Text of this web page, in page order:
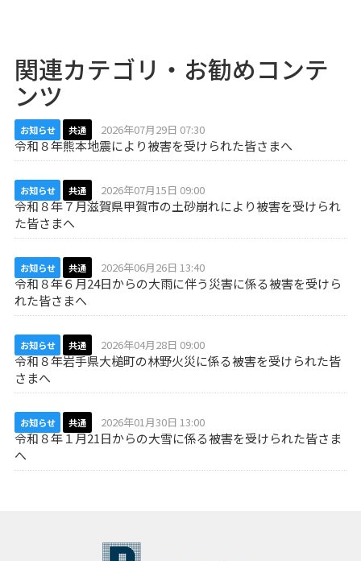
関連カテゴリ・お勧めコンテ
ンツ
お知らせ 共通 2026年07月29日 07:30
令和８年熊本地震により被害を受けられた皆さまへ
お知らせ 共通 2026年07月15日 09:00
令和８年７月滋賀県甲賀市の土砂崩れにより被害を受けられ
た皆さまへ
お知らせ 共通 2026年06月26日 13:40
令和８年６月24日からの大雨に伴う災害に係る被害を受けら
れた皆さまへ
お知らせ 共通 2026年04月28日 09:00
令和８年岩手県大槌町の林野火災に係る被害を受けられた皆
さまへ
お知らせ 共通 2026年01月30日 13:00
令和８年１月21日からの大雪に係る被害を受けられた皆さま
へ